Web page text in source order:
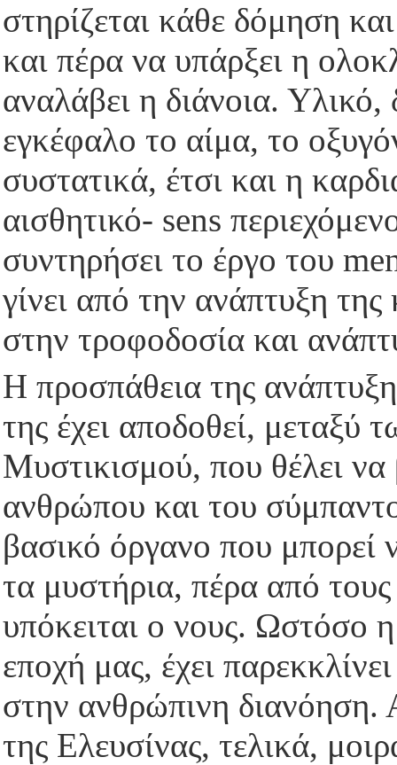
στηρίζεται κάθε δόμηση
και πέρα να υπάρξει η
αναλάβει η διάνοια.
εγκέφαλο το αίμα, το
συστατικά, έτσι και η
αισθητικό- sens
συντηρήσει το έργο του
γίνει από την ανάπτυξη
στην τροφοδοσία και
Η προσπάθεια της
της έχει αποδοθεί, μεταξύ
Μυστικισμού, που θέλει
ανθρώπου και του
βασικό όργανο που μπορεί
τα μυστήρια, πέρα από
υπόκειται ο νους. Ωστόσο
εποχή μας, έχει
στην ανθρώπινη
της Ελευσίνας, τελικά,